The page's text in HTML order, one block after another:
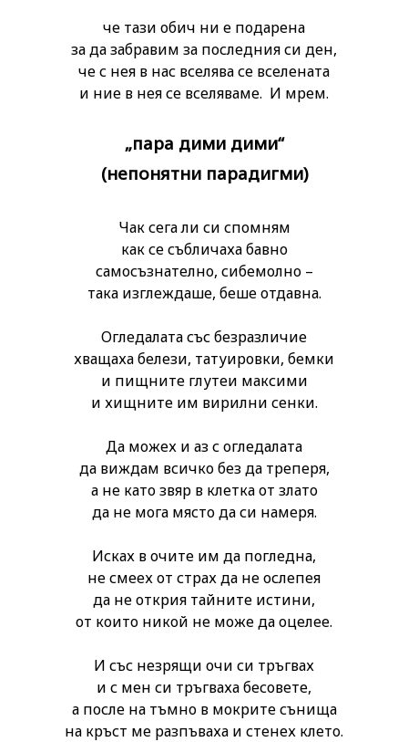
че тази обич ни е подарена
за да забравим за последния си ден,
че с нея в нас вселява се вселената
и ние в нея се вселяваме. И мрем.
„пара дими дими“
(непонятни парадигми)
Чак сега ли си спомням
как се събличаха бавно
самосъзнателно, сибемолно –
така изглеждаше, беше отдавна.
Огледалата със безразличие
хващаха белези, татуировки, бемки
и пищните глутеи максими
и хищните им вирилни сенки.
Да можех и аз с огледалата
да виждам всичко без да треперя,
а не като звяр в клетка от злато
да не мога място да си намеря.
Исках в очите им да погледна,
не смеех от страх да не ослепея
да не открия тайните истини,
от които никой не може да оцелее.
И със незрящи очи си тръгвах
и с мен си тръгваха бесовете,
а после на тъмно в мокрите сънища
на кръст ме разпъваха и стенех клето.